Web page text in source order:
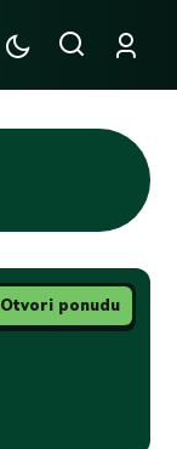
Otvori ponudu